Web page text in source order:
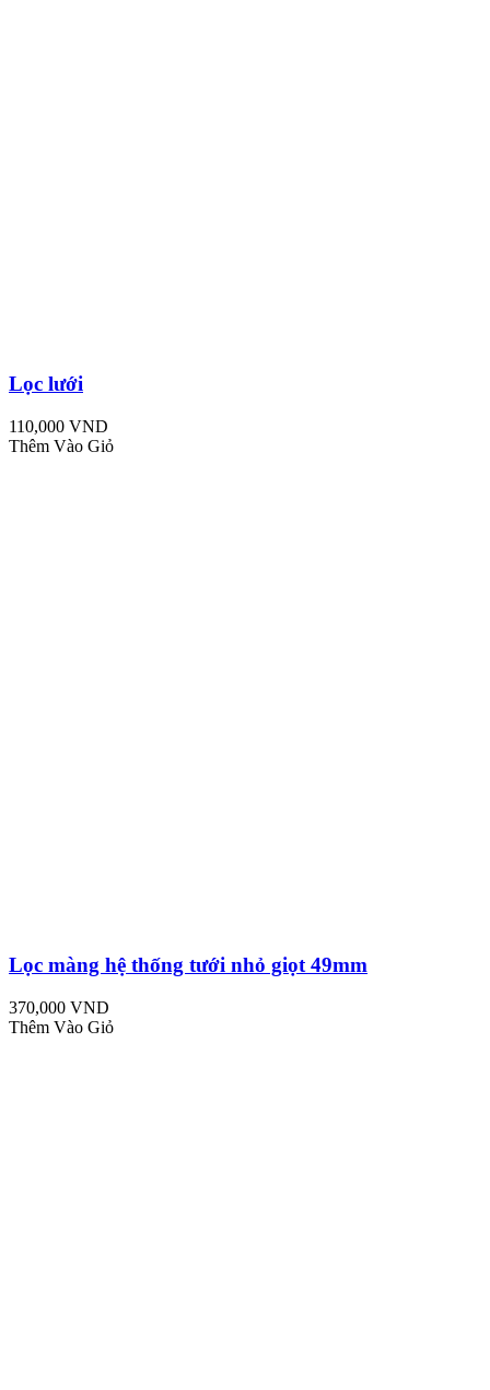
Lọc lưới
110,000 VND
Thêm Vào Giỏ
Lọc màng hệ thống tưới nhỏ giọt 49mm
370,000 VND
Thêm Vào Giỏ